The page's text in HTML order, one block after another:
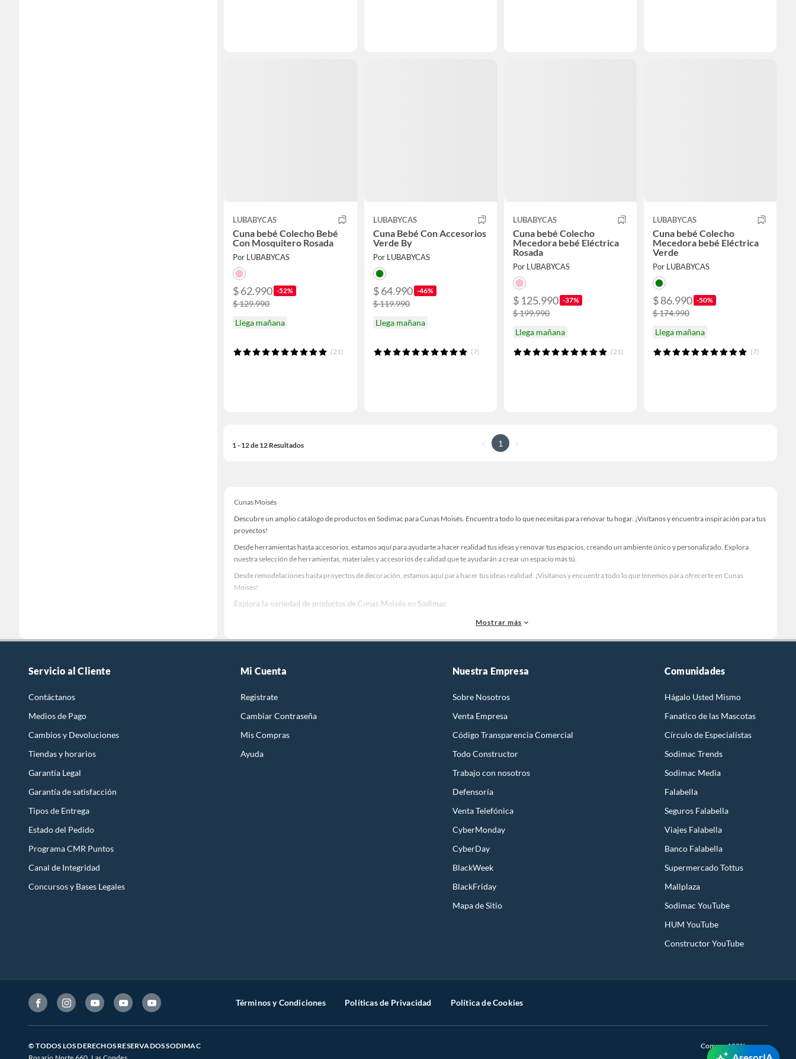
LUBABYCAS
Cuna bebé Colecho Bebé
Con Mosquitero Rosada
Por LUBABYCAS
$ 62.990 -52%
$ 129.990
Llega mañana
(21)
LUBABYCAS
Cuna Bebé Con Accesorios
Verde By
Por LUBABYCAS
$ 64.990 -46%
$ 119.990
Llega mañana
(7)
LUBABYCAS
Cuna bebé Colecho
Mecedora bebé Eléctrica
Rosada
Por LUBABYCAS
$ 125.990 -37%
$ 199.990
Llega mañana
(21)
LUBABYCAS
Cuna bebé Colecho
Mecedora bebé Eléctrica
Verde
Por LUBABYCAS
$ 86.990 -50%
$ 174.990
Llega mañana
(7)
1 - 12 de 12 Resultados 1
Cunas Moisés
Descubre un amplio catálogo de productos en Sodimac para Cunas Moisés. Encuentra todo lo que necesitas para renovar tu hogar. ¡Visítanos y encuentra inspiración para tus
proyectos!
Desde herramientas hasta accesorios, estamos aquí para ayudarte a hacer realidad tus ideas y renovar tus espacios, creando un ambiente único y personalizado. Explora
nuestra selección de herramientas, materiales y accesorios de calidad que te ayudarán a crear un espacio más tú.
Desde remodelaciones hasta proyectos de decoración, estamos aquí para hacer tus ideas realidad. ¡Visítanos y encuentra todo lo que tenemos para ofrecerte en Cunas
Moisés!
Explora la variedad de productos de Cunas Moisés en Sodimac
Herramientas, materiales y accesorios de calidad para tus proyectos y renovación de espacios. ¡Visítanos y descubre todo lo que tenemos para ofrecerte!
Encuentra una amplia variedad de productos de Cunas Moisés en Sodimac. Encuentra todo lo necesario para tus proyectos de renovación y decoración. ¡Visítanos y haz tus
Mostrar más
Servicio al Cliente
Contáctanos
Medios de Pago
Cambios y Devoluciones
Tiendas y horarios
Garantía Legal
Garantía de satisfacción
Tipos de Entrega
Estado del Pedido
Programa CMR Puntos
Canal de Integridad
Concursos y Bases Legales
Mi Cuenta
Registrate
Cambiar Contraseña
Mis Compras
Ayuda
Nuestra Empresa
Sobre Nosotros
Venta Empresa
Código Transparencia Comercial
Todo Constructor
Trabajo con nosotros
Defensoría
Venta Telefónica
CyberMonday
CyberDay
BlackWeek
BlackFriday
Mapa de Sitio
Comunidades
Hágalo Usted Mismo
Fanatico de las Mascotas
Círculo de Especialístas
Sodimac Trends
Sodimac Media
Falabella
Seguros Falabella
Viajes Falabella
Banco Falabella
Supermercado Tottus
Mallplaza
Sodimac YouTube
HUM YouTube
Constructor YouTube
Términos y Condiciones Políticas de Privacidad Política de Cookies
© TODOS LOS DERECHOS RESERVADOS SODIMAC
Compra 100% segura